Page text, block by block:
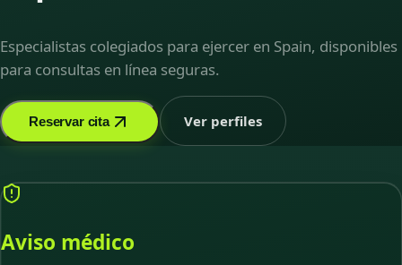
Especialistas colegiados para ejercer en Spain, disponibles
para consultas en línea seguras.
Reservar cita Ver perfiles
Aviso médico